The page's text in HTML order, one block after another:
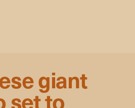
giant
set to